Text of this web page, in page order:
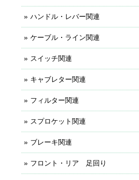
ハンドル・レバー関連
ケーブル・ライン関連
スイッチ関連
キャブレター関連
フィルター関連
スプロケット関連
ブレーキ関連
フロント・リア 足回り